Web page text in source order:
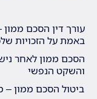
עורך דין הסכם
באמת על הזכויות
הסכם ממון לאחר
והשקט הנפשי
ביטול הסכם ממון –